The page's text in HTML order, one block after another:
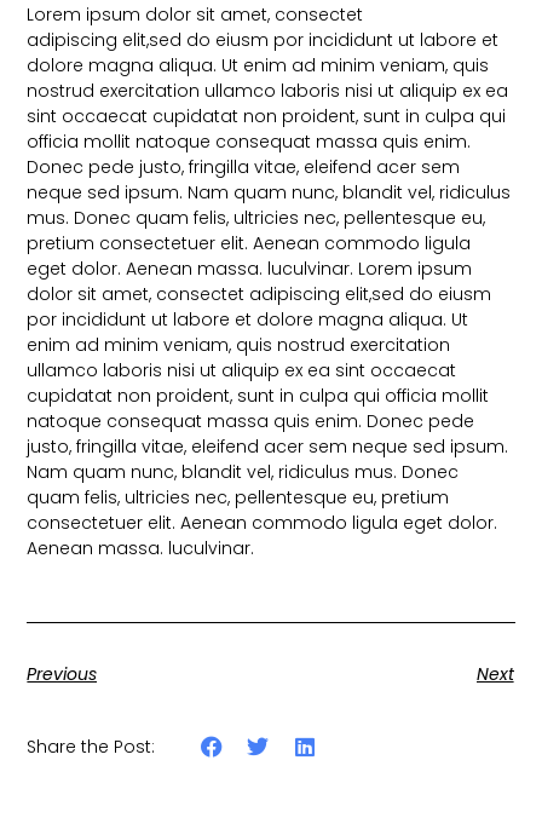
Lorem ipsum dolor sit amet, consectet
adipiscing elit,sed do eiusm por incididunt ut labore et
dolore magna aliqua. Ut enim ad minim veniam, quis
nostrud exercitation ullamco laboris nisi ut aliquip ex ea
sint occaecat cupidatat non proident, sunt in culpa qui
officia mollit natoque consequat massa quis enim.
Donec pede justo, fringilla vitae, eleifend acer sem
neque sed ipsum. Nam quam nunc, blandit vel, ridiculus
mus. Donec quam felis, ultricies nec, pellentesque eu,
pretium consectetuer elit. Aenean commodo ligula
eget dolor. Aenean massa. luculvinar. Lorem ipsum
dolor sit amet, consectet adipiscing elit,sed do eiusm
por incididunt ut labore et dolore magna aliqua. Ut
enim ad minim veniam, quis nostrud exercitation
ullamco laboris nisi ut aliquip ex ea sint occaecat
cupidatat non proident, sunt in culpa qui officia mollit
natoque consequat massa quis enim. Donec pede
justo, fringilla vitae, eleifend acer sem neque sed ipsum.
Nam quam nunc, blandit vel, ridiculus mus. Donec
quam felis, ultricies nec, pellentesque eu, pretium
consectetuer elit. Aenean commodo ligula eget dolor.
Aenean massa. luculvinar.
Previous Next
Share the Post: